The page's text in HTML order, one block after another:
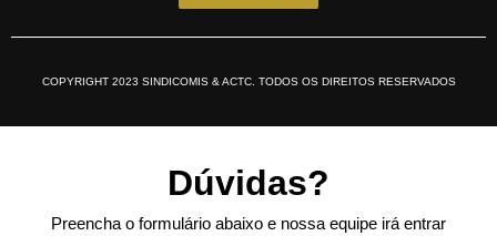
COPYRIGHT 2023 SINDICOMIS & ACTC. TODOS OS DIREITOS RESERVADOS
Dúvidas?
Preencha o formulário abaixo e nossa equipe irá entrar